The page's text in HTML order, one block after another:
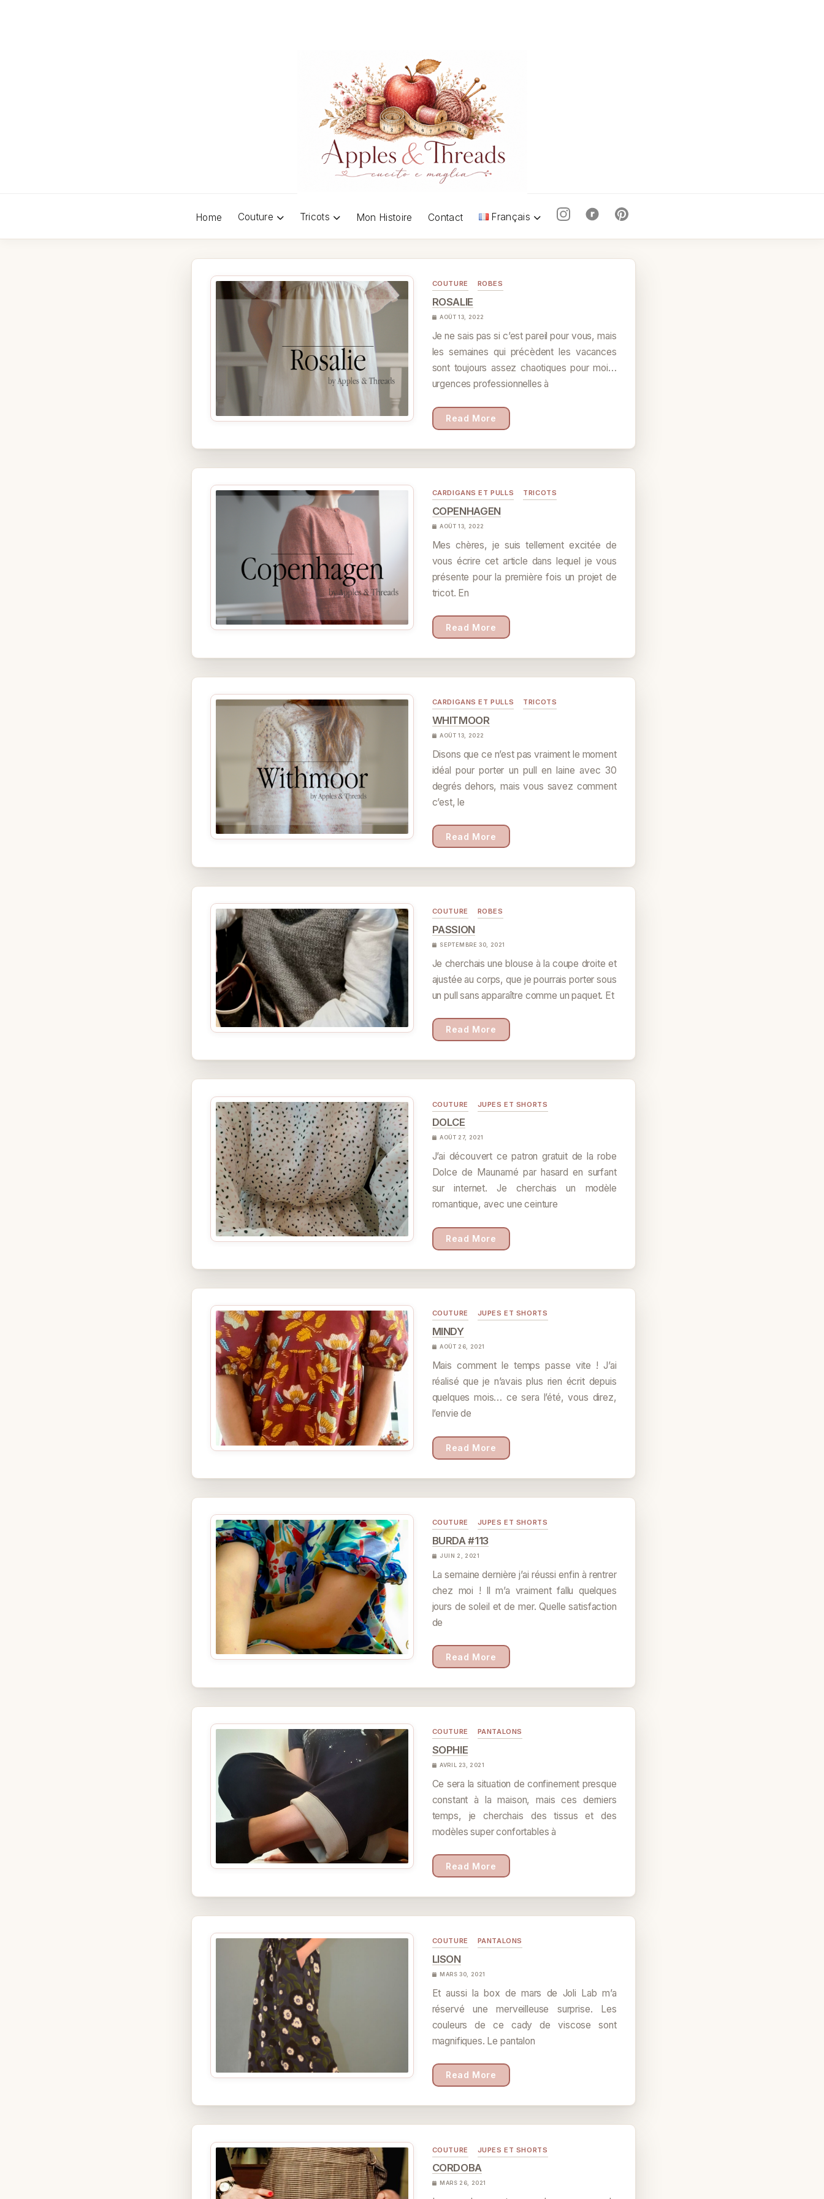
Home Couture Tricots Mon Histoire Contact Français
COUTURE ROBES
ROSALIE
AOÛT 13, 2022
Je ne sais pas si c’est pareil pour vous, mais
les semaines qui précèdent les vacances
sont toujours assez chaotiques pour moi…
urgences professionnelles à
Read More
CARDIGANS ET PULLS TRICOTS
COPENHAGEN
AOÛT 13, 2022
Mes chères, je suis tellement excitée de
vous écrire cet article dans lequel je vous
présente pour la première fois un projet de
tricot. En
Read More
CARDIGANS ET PULLS TRICOTS
WHITMOOR
AOÛT 13, 2022
Disons que ce n’est pas vraiment le moment
idéal pour porter un pull en laine avec 30
degrés dehors, mais vous savez comment
c’est, le
Read More
COUTURE ROBES
PASSION
SEPTEMBRE 30, 2021
Je cherchais une blouse à la coupe droite et
ajustée au corps, que je pourrais porter sous
un pull sans apparaître comme un paquet. Et
Read More
COUTURE JUPES ET SHORTS
DOLCE
AOÛT 27, 2021
J’ai découvert ce patron gratuit de la robe
Dolce de Maunamé par hasard en surfant
sur internet. Je cherchais un modèle
romantique, avec une ceinture
Read More
COUTURE JUPES ET SHORTS
MINDY
AOÛT 26, 2021
Mais comment le temps passe vite ! J’ai
réalisé que je n’avais plus rien écrit depuis
quelques mois… ce sera l’été, vous direz,
l’envie de
Read More
COUTURE JUPES ET SHORTS
BURDA #113
JUIN 2, 2021
La semaine dernière j’ai réussi enfin à rentrer
chez moi ! Il m’a vraiment fallu quelques
jours de soleil et de mer. Quelle satisfaction
de
Read More
COUTURE PANTALONS
SOPHIE
AVRIL 23, 2021
Ce sera la situation de confinement presque
constant à la maison, mais ces derniers
temps, je cherchais des tissus et des
modèles super confortables à
Read More
COUTURE PANTALONS
LISON
MARS 30, 2021
Et aussi la box de mars de Joli Lab m’a
réservé une merveilleuse surprise. Les
couleurs de ce cady de viscose sont
magnifiques. Le pantalon
Read More
COUTURE JUPES ET SHORTS
CORDOBA
MARS 26, 2021